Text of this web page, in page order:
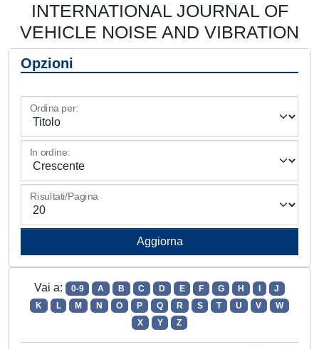
INTERNATIONAL JOURNAL OF
VEHICLE NOISE AND VIBRATION
Opzioni
Ordina per:
In ordine:
Risultati/Pagina
Vai a: 0-9 A B C D E F G H
J
K
L M N O P Q R S T U V
W
X
Y Z